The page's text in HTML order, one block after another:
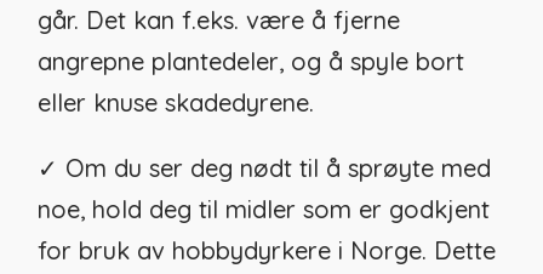
går. Det kan f.eks. være å fjerne
angrepne plantedeler, og å spyle bort
eller knuse skadedyrene.
✓ Om du ser deg nødt til å sprøyte med
noe, hold deg til midler som er godkjent
for bruk av hobbydyrkere i Norge. Dette